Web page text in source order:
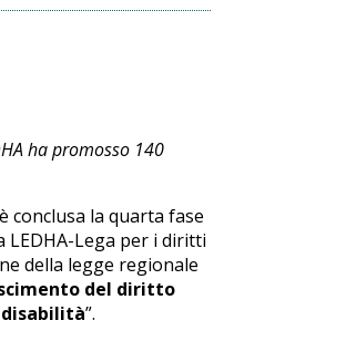
ha promosso 140
conclusa la quarta fase
LEDHA-Lega per i diritti
della legge regionale
del diritto
”.